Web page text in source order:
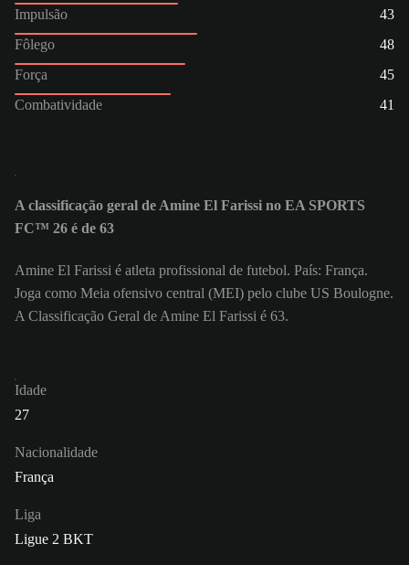
Impulsão
43
Fôlego
48
Força
45
Combatividade
41
A classificação geral de Amine El Farissi no EA SPORTS
FC™ 26 é de 63
Amine El Farissi é atleta profissional de futebol. País: França.
Joga como Meia ofensivo central (MEI) pelo clube US Boulogne.
A Classificação Geral de Amine El Farissi é 63.
Idade
27
Nacionalidade
França
Liga
Ligue 2 BKT